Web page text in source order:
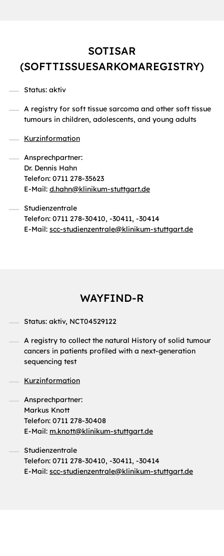
SOTISAR
(SOFTTISSUESARKOMAREGISTRY)
Status: aktiv
A registry for soft tissue sarcoma and other soft tissue
tumours in children, adolescents, and young adults
Kurzinformation
Ansprechpartner:
Dr. Dennis Hahn
Telefon: 0711 278-35623
E-Mail: d.hahn@klinikum-stuttgart.de
Studienzentrale
Telefon: 0711 278-30410, -30411, -30414
E-Mail: scc-studienzentrale@klinikum-stuttgart.de
WAYFIND-R
Status: aktiv, NCT04529122
A registry to collect the natural History of solid tumour
cancers in patients profiled with a next-generation
sequencing test
Kurzinformation
Ansprechpartner:
Markus Knott
Telefon: 0711 278-30408
E-Mail: m.knott@klinikum-stuttgart.de
Studienzentrale
Telefon: 0711 278-30410, -30411, -30414
E-Mail: scc-studienzentrale@klinikum-stuttgart.de